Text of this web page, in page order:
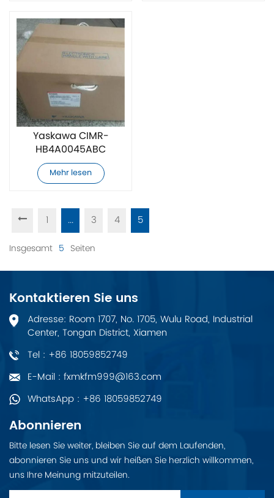
Yaskawa CIMR-
HB4A0045ABC
Wechselrichter
Mehr lesen
1 ... 3 4 5
Insgesamt 5 Seiten
Kontaktieren Sie uns
Adresse: Room 1707, No. 1705, Wulu Road, Industrial
Center, Tongan District, Xiamen
Tel : +86 18059852749
E-Mail : fxmkfm999@163.com
WhatsApp : +86 18059852749
Abonnieren
Bitte lesen Sie weiter, bleiben Sie auf dem Laufenden,
abonnieren Sie uns und wir heißen Sie herzlich willkommen,
uns Ihre Meinung mitzuteilen.